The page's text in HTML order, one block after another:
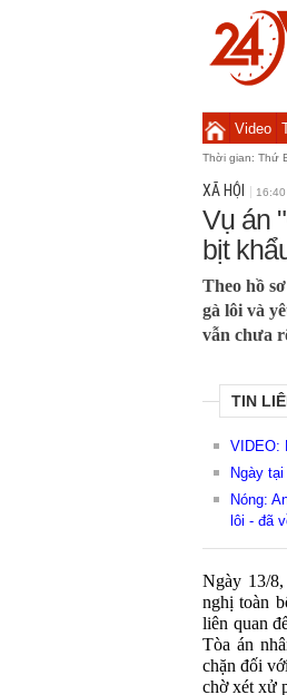
Video
Thời gian: Thứ
XÃ HỘI
Vụ án
bịt
Theo hồ
gà lôi và
vẫn chưa
TIN
VIDEO:
Ngày
Nóng:
lôi - đã
Ngày 13/
nghị toàn
liên quan
Tòa án
chặn đối
chờ xét xử